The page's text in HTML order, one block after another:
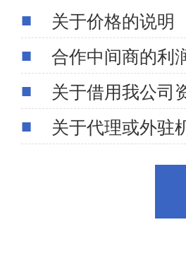
关于价格的说明
合作中间商的利
关于借用我公司
关于代理或外驻